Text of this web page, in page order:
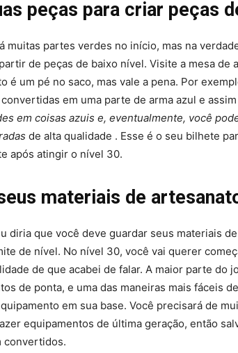
peças para criar peças
muitas partes verdes no início, mas na
de peças de baixo nível. Visite a mesa de
é um pé no saco, mas vale a pena. Por
em uma parte de arma azul e
em coisas azuis e, eventualmente, você
de alta qualidade . Esse é o seu bilhete
após atingir o nível 30.
materiais de
diria que você deve guardar seus materiais
de nível. No nível 30, você vai querer
de que acabei de falar. A maior parte do
de ponta, e uma das maneiras mais fáceis
em sua base. Você precisará de
equipamentos de última geração, então
convertidos.